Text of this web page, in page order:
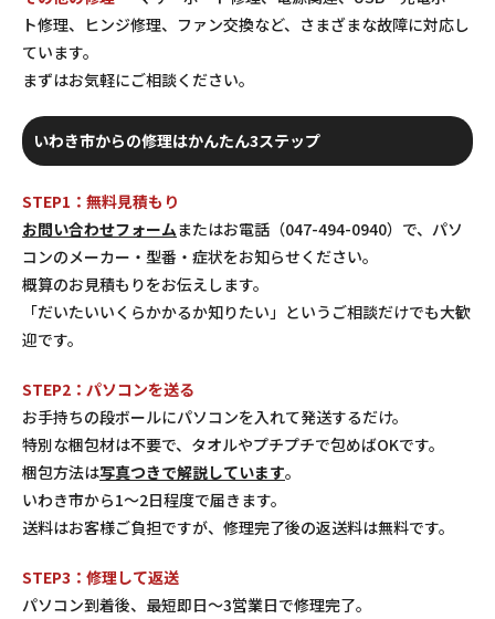
ト修理、ヒンジ修理、ファン交換など、さまざまな故障に対応し
ています。
まずはお気軽にご相談ください。
いわき市からの修理はかんたん3ステップ
STEP1：無料見積もり
お問い合わせフォームまたはお電話（047-494-0940）で、パソ
コンのメーカー・型番・症状をお知らせください。
概算のお見積もりをお伝えします。
「だいたいいくらかかるか知りたい」というご相談だけでも大歓
迎です。
STEP2：パソコンを送る
お手持ちの段ボールにパソコンを入れて発送するだけ。
特別な梱包材は不要で、タオルやプチプチで包めばOKです。
梱包方法は写真つきで解説しています。
いわき市から1〜2日程度で届きます。
送料はお客様ご負担ですが、修理完了後の返送料は無料です。
STEP3：修理して返送
パソコン到着後、最短即日〜3営業日で修理完了。